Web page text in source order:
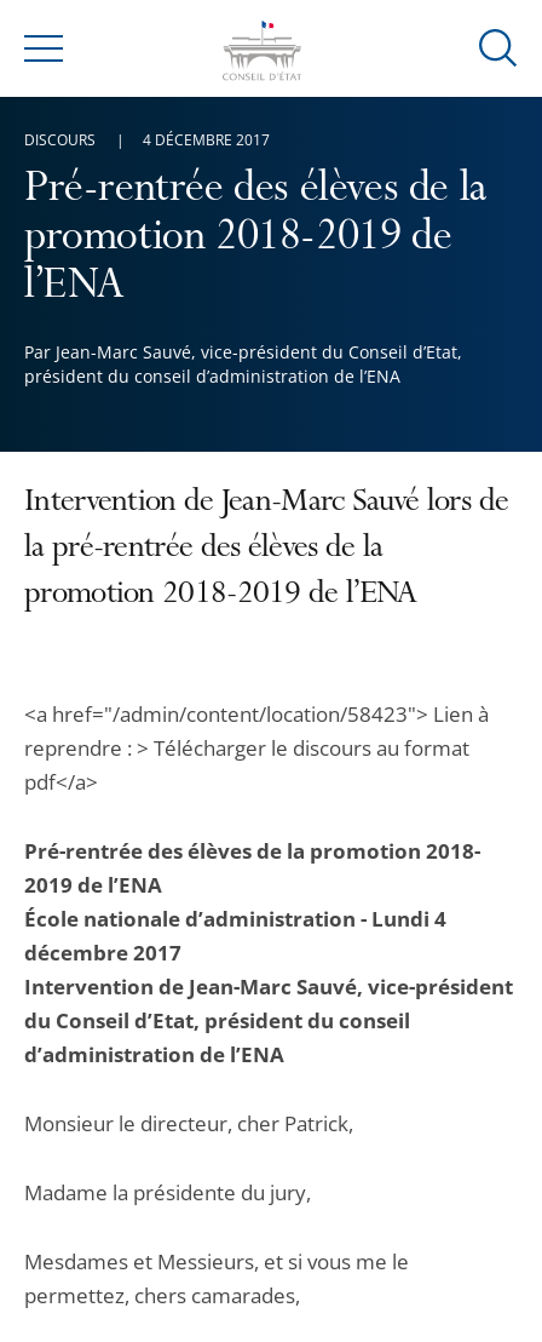
Menu
Ouvrir
Pré-rentrée des élèves de la
promotion 2018-2019 de
l’ENA
Par Jean-Marc Sauvé, vice-président du Conseil d’Etat,
président du conseil d’administration de l’ENA
DISCOURS 4 DÉCEMBRE 2017
Intervention de Jean-Marc Sauvé lors de
la pré-rentrée des élèves de la
promotion 2018-2019 de l’ENA
<a href="/admin/content/location/58423"> Lien à
reprendre : > Télécharger le discours au format
pdf</a>
Pré-rentrée des élèves de la promotion 2018-
2019 de l’ENA
École nationale d’administration - Lundi 4
décembre 2017
Intervention de Jean-Marc Sauvé, vice-président
du Conseil d’Etat, président du conseil
d’administration de l’ENA
Monsieur le directeur, cher Patrick,
Madame la présidente du jury,
Mesdames et Messieurs, et si vous me le
permettez, chers camarades,